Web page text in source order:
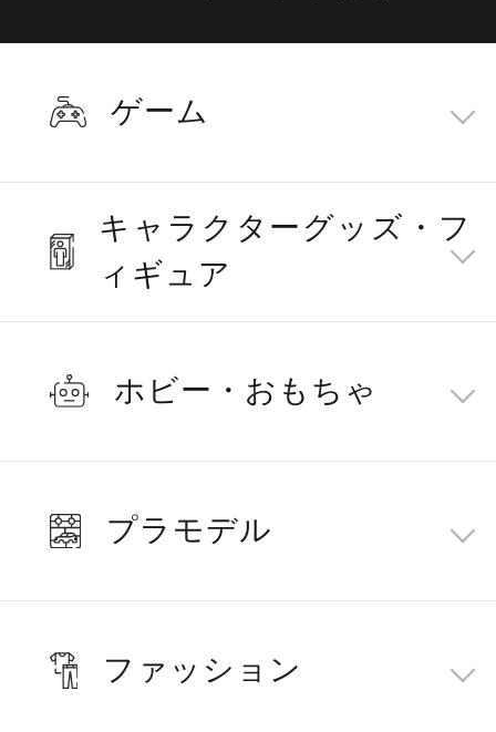
ゲーム
キャラクターグッズ・ フ
ィギュア
ホビー・おもちゃ
プラモデル
ファッション